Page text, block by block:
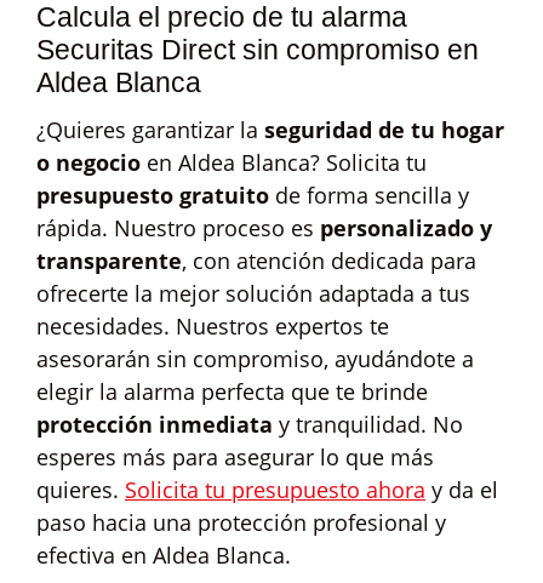
Calcula el precio de tu alarma
Securitas Direct sin compromiso en
Aldea Blanca
¿Quieres garantizar la seguridad de tu hogar
o negocio en Aldea Blanca? Solicita tu
presupuesto gratuito de forma sencilla y
rápida. Nuestro proceso es personalizado y
transparente, con atención dedicada para
ofrecerte la mejor solución adaptada a tus
necesidades. Nuestros expertos te
asesorarán sin compromiso, ayudándote a
elegir la alarma perfecta que te brinde
protección inmediata y tranquilidad. No
esperes más para asegurar lo que más
quieres. Solicita tu presupuesto ahora y da el
paso hacia una protección profesional y
efectiva en Aldea Blanca.